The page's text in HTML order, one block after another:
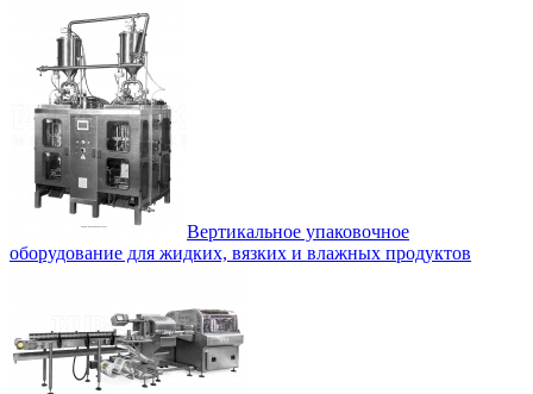
Вертикальное упаковочное
оборудование для жидких, вязких и влажных продуктов